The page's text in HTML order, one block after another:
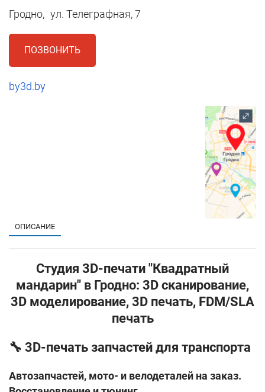
Гродно, ул. Телеграфная, 7
ПОЗВОНИТЬ
by3d.by
ОПИСАНИЕ
Студия 3D-печати "Квадратный
мандарин" в Гродно: 3D сканирование,
3D моделирование, 3D печать, FDM/SLA
печать
🔧 3D-печать запчастей для транспорта
Автозапчастей, мото- и велодеталей на заказ.